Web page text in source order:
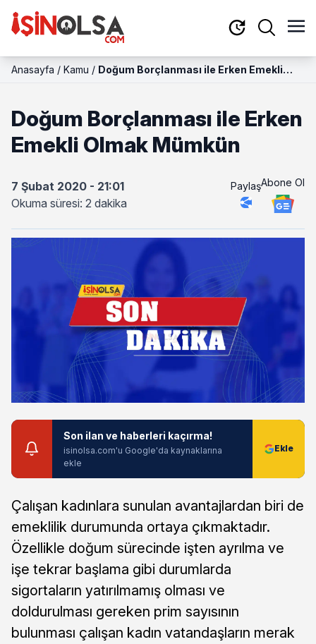
Anasayfa / Kamu / Doğum Borçlanması ile Erken Emekli
Doğum Borçlanması ile Erken
Emekli Olmak Mümkün
7 Şubat 2020 - 21:01
Okuma süresi: 2 dakika
PaylaşAbone Ol
Son ilan ve haberleri kaçırma!
isinolsa.com'u Google'da kaynaklarına
ekle
Çalışan kadınlara sunulan avantajlardan biri de
emeklilik durumunda ortaya çıkmaktadır.
Özellikle doğum sürecinde işten ayrılma ve
işe tekrar başlama gibi durumlarda
sigortaların yatırılmamış olması ve
doldurulması gereken prim sayısının
bulunması çalışan kadın vatandaşların merak